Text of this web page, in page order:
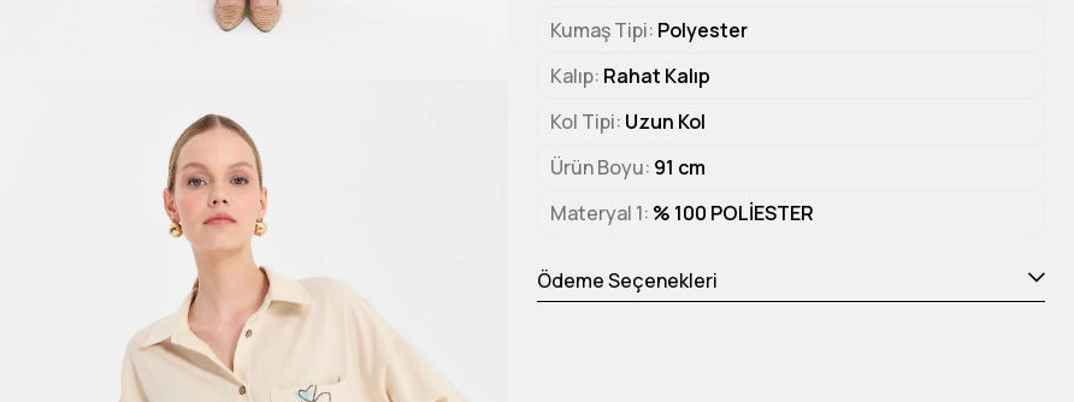
Kumaş Tipi Polyester
Kalıp Rahat Kalıp
Kol Tipi Uzun Kol
Ürün Boyu 91 cm
Materyal 1 % 100 POLİESTER
Ödeme Seçenekleri